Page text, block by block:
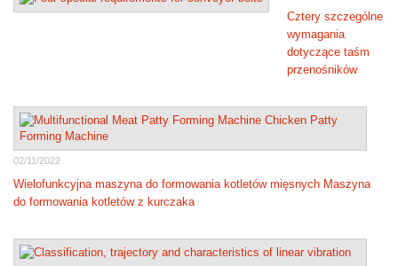
Cztery szczególne
wymagania
dotyczące taśm
przenośników
02/11/2022
Wielofunkcyjna maszyna do formowania kotletów mięsnych Maszyna
do formowania kotletów z kurczaka